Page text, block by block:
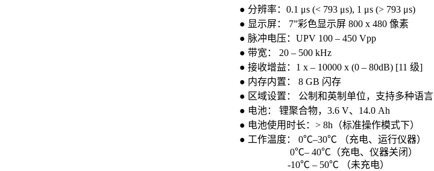
● 分辨率：0.1 μs (< 793 μs), 1 μs (> 793 μs)
● 显示屏： 7”彩色显示屏 800 x 480 像素
● 脉冲电压：UPV 100 – 450 Vpp
● 带宽： 20 – 500 kHz
● 接收增益：1 x – 10000 x (0 – 80dB) [11 级]
● 内存内置： 8 GB 闪存
● 区域设置： 公制和英制单位，支持多种语言
● 电池： 锂聚合物，3.6 V、14.0 Ah
● 电池使用时长：> 8h（标准操作模式下）
● 工作温度： 0℃–30℃ （充电、运行仪器）
0℃– 40℃（充电、仪器关闭）
-10℃ – 50℃ （未充电）